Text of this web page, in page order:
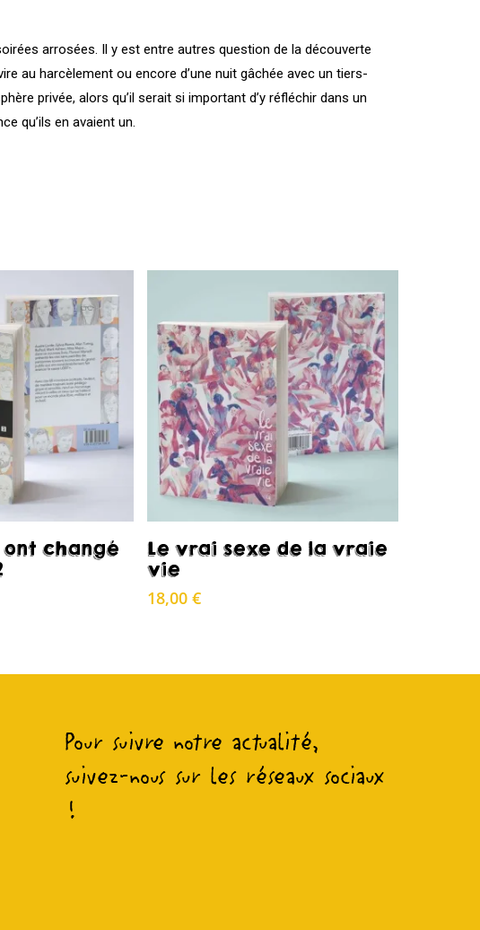
arrosées. Il y est entre autres question de la découverte
au harcèlement ou encore d’une nuit gâchée avec un tiers-
privée, alors qu’il serait si important d’y réfléchir dans un
qu’ils en avaient un.
ont changé Acheter
Le vrai sexe de la vraie
vie
18,00€
Pour suivre notre actualité,
suivez-nous sur les réseaux sociaux
!